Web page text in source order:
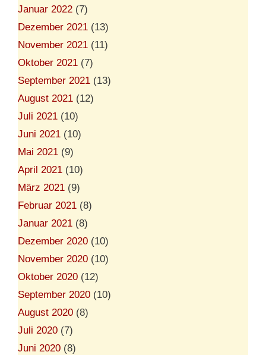
Januar 2022 (7)
Dezember 2021 (13)
November 2021 (11)
Oktober 2021 (7)
September 2021 (13)
August 2021 (12)
Juli 2021 (10)
Juni 2021 (10)
Mai 2021 (9)
April 2021 (10)
März 2021 (9)
Februar 2021 (8)
Januar 2021 (8)
Dezember 2020 (10)
November 2020 (10)
Oktober 2020 (12)
September 2020 (10)
August 2020 (8)
Juli 2020 (7)
Juni 2020 (8)